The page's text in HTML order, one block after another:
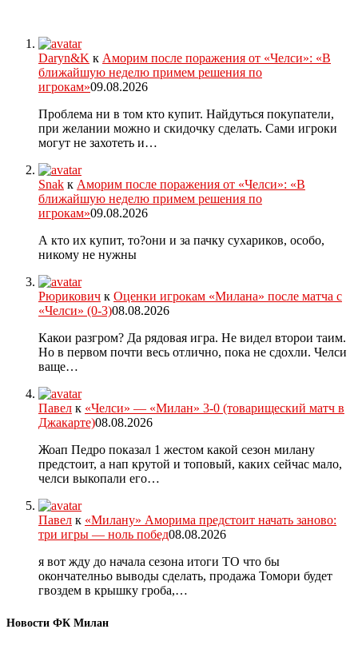
Daryn&K к Аморим после поражения от «Челси»: «В
ближайшую неделю примем решения по
игрокам»09.08.2026
Проблема ни в том кто купит. Найдуться покупатели,
при желании можно и скидочку сделать. Сами игроки
могут не захотеть и…
Snak к Аморим после поражения от «Челси»: «В
ближайшую неделю примем решения по
игрокам»09.08.2026
А кто их купит, то?они и за пачку сухариков, особо,
никому не нужны
Рюрикович к Оценки игрокам «Милана» после матча с
«Челси» (0-3)08.08.2026
Какои разгром? Да рядовая игра. Не видел второи таим.
Но в первом почти весь отлично, пока не сдохли. Челси
ваще…
Павел к «Челси» — «Милан» 3-0 (товарищеский матч в
Джакарте)08.08.2026
Жоап Педро показал 1 жестом какой сезон милану
предстоит, а нап крутой и топовый, каких сейчас мало,
челси выкопали его…
Павел к «Милану» Аморима предстоит начать заново:
три игры — ноль побед08.08.2026
я вот жду до начала сезона итоги ТО что бы
окончателньо выводы сделать, продажа Томори будет
гвоздем в крышку гроба,…
Новости ФК Милан